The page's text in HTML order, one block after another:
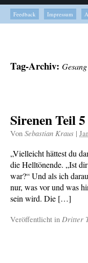
Feedback Impressum
Tag-Archiv:
Sirenen Teil 5
Von Sebastian Kraus |
„Vielleicht hättest du
die Helltönende. „Ist
war?“ Und als ich
nur, was vor und was
sein wird. Die […]
Veröffentlicht in Dritter